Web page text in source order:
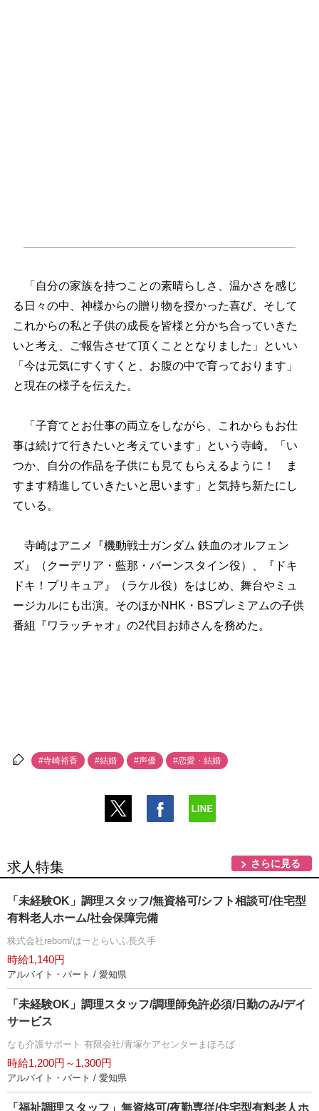
「自分の家族を持つことの素晴らしさ、温かさを感じ
る日々の中、神様からの贈り物を授かった喜び、そして
これからの私と子供の成長を皆様と分かち合っていきた
いと考え、ご報告させて頂くこととなりました」といい
「今は元気にすくすくと、お腹の中で育っております」
と現在の様子を伝えた。
「子育てとお仕事の両立をしながら、これからもお仕
事は続けて行きたいと考えています」という寺崎。「い
つか、自分の作品を子供にも見てもらえるように！ ま
すます精進していきたいと思います」と気持ち新たにし
ている。
寺崎はアニメ『機動戦士ガンダム 鉄血のオルフェン
ズ』（クーデリア・藍那・バーンスタイン役）、『ドキ
ドキ！プリキュア』（ラケル役）をはじめ、舞台やミュ
ージカルにも出演。そのほかNHK・BSプレミアムの子供
番組『ワラッチャオ』の2代目お姉さんを務めた。
#寺崎裕香 #結婚 #声優 #恋愛・結婚
求人特集 さらに見る
「未経験OK」調理スタッフ/無資格可/シフト相談可/住宅型
有料老人ホーム/社会保障完備
株式会社reborn/はーとらいふ長久手
時給1,140円
アルバイト・パート / 愛知県
「未経験OK」調理スタッフ/調理師免許必須/日勤のみ/デイ
サービス
なも介護サポート 有限会社/青塚ケアセンターまほろば
時給1,200円～1,300円
アルバイト・パート / 愛知県
「福祉調理スタッフ」無資格可/夜勤専従/住宅型有料老人ホ